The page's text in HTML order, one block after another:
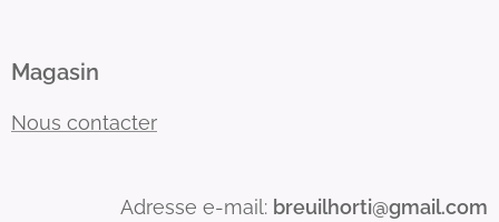
Magasin
Nous contacter
Adresse e-mail: breuilhorti@gmail.com